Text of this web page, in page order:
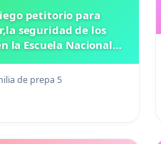
petitorio para
seguridad de los
la Escuela Nacional
de prepa 5